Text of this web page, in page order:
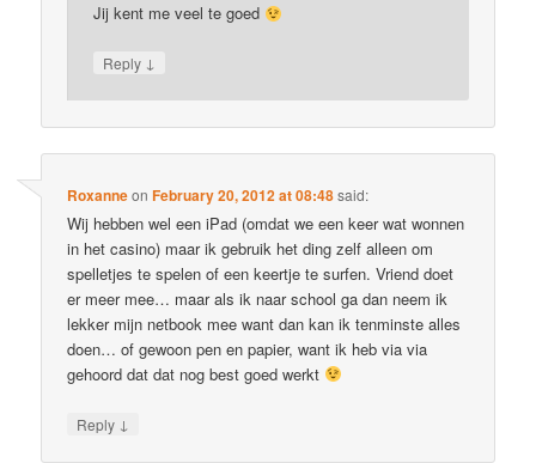
Jij kent me veel te goed
Reply ↓
RoxanneonFebruary 20, 2012 at 08:48said:
Wij hebben wel een iPad (omdat we een keer wat wonnen
in het casino) maar ik gebruik het ding zelf alleen om
spelletjes te spelen of een keertje te surfen. Vriend doet
er meer mee… maar als ik naar school ga dan neem ik
lekker mijn netbook mee want dan kan ik tenminste alles
doen… of gewoon pen en papier, want ik heb via via
gehoord dat dat nog best goed werkt
Reply ↓